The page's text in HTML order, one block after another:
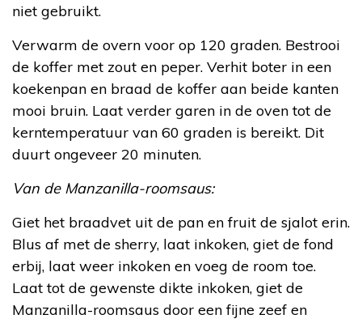
niet gebruikt.
Verwarm de overn voor op 120 graden. Bestrooi
de koffer met zout en peper. Verhit boter in een
koekenpan en braad de koffer aan beide kanten
mooi bruin. Laat verder garen in de oven tot de
kerntemperatuur van 60 graden is bereikt. Dit
duurt ongeveer 20 minuten.
Van de Manzanilla-roomsaus:
Giet het braadvet uit de pan en fruit de sjalot erin.
Blus af met de sherry, laat inkoken, giet de fond
erbij, laat weer inkoken en voeg de room toe.
Laat tot de gewenste dikte inkoken, giet de
Manzanilla-roomsaus door een fijne zeef en